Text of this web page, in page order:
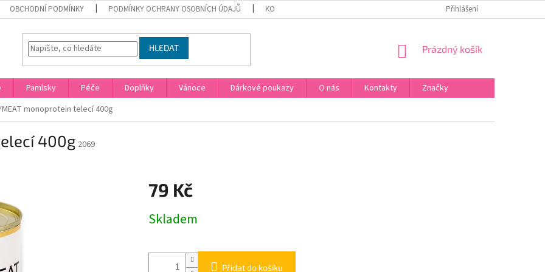
OBCHODNÍ PODMÍNKY PODMÍNKY OCHRANY OSOBNÍCH ÚDAJŮ KONTAKTY Přihlášení
HLEDAT
NÁKUPNÍ
Prázdný košík
Pamlsky Péče Doplňky Vánoce Dárkové poukazy O nás Kontakty
Značky
monoprotein telecí 400g
400g 2069
79 Kč
cena:
Skladem
Přidat do košíku